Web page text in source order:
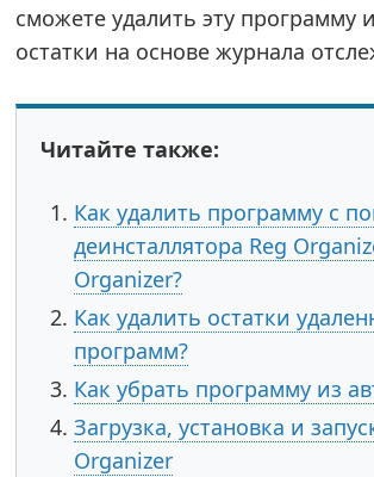
сможете удалить эту программу
остатки на основе журнала
Читайте также:
Как удалить программу с
деинсталлятора Reg
Organizer?
Как удалить остатки
программ?
Как убрать программу из
Загрузка, установка и
Organizer